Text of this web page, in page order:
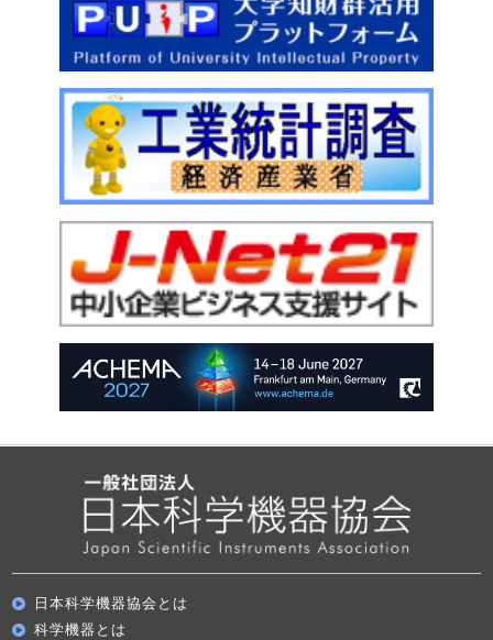
日本科学機器協会とは
科学機器とは